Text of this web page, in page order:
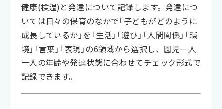
健康(検温)と発達について記録します。発達につ
いては日々の保育のなかで「子どもがどのように
成長しているか」を「生活」「遊び」「人間関係」「環
境」「言葉」「表現」の6領域から選択し、園児一人
一人の年齢や発達状態に合わせてチェック形式で
記録できます。